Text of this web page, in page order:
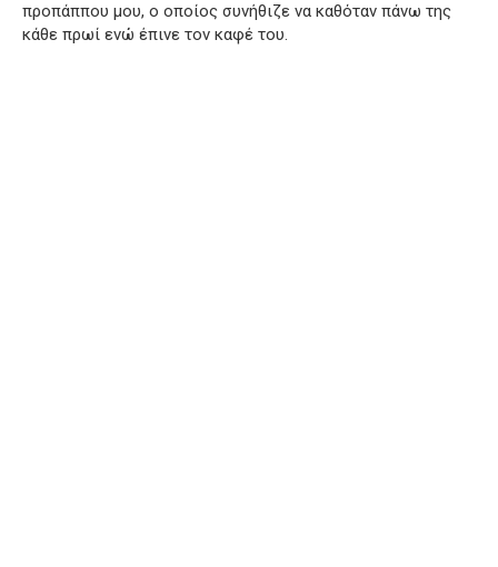
προπάππου μου, ο οποίος συνήθιζε να καθόταν πάνω της
κάθε πρωί ενώ έπινε τον καφέ του.